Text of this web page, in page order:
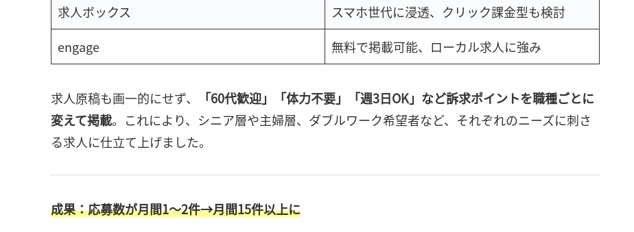
求人ボックス
スマホ世代に浸透、クリック課金型も検討
engage
無料で掲載可能、ローカル求人に強み
求人原稿も画一的にせず、
「60代歓迎」「体力不要」「週3日OK」など訴求ポイントを職種ごとに
変えて掲載。これにより、シニア層や主婦層、ダブルワーク希望者など、それぞれのニーズに刺さ
る求人に仕立て上げました。
成果：応募数が月間1〜2件→月間15件以上に